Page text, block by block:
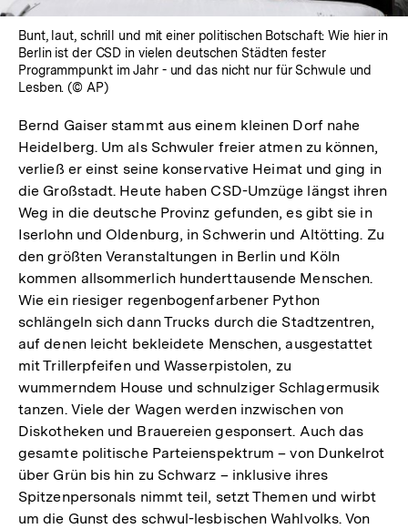
Bunt, laut, schrill und mit einer politischen Botschaft: Wie hier in
Berlin ist der CSD in vielen deutschen Städten fester
Programmpunkt im Jahr - und das nicht nur für Schwule und
Lesben. (© AP)
Bernd Gaiser stammt aus einem kleinen Dorf nahe
Heidelberg. Um als Schwuler freier atmen zu können,
verließ er einst seine konservative Heimat und ging in
die Großstadt. Heute haben CSD-Umzüge längst ihren
Weg in die deutsche Provinz gefunden, es gibt sie in
Iserlohn und Oldenburg, in Schwerin und Altötting. Zu
den größten Veranstaltungen in Berlin und Köln
kommen allsommerlich hunderttausende Menschen.
Wie ein riesiger regenbogenfarbener Python
schlängeln sich dann Trucks durch die Stadtzentren,
auf denen leicht bekleidete Menschen, ausgestattet
mit Trillerpfeifen und Wasserpistolen, zu
wummerndem House und schnulziger Schlagermusik
tanzen. Viele der Wagen werden inzwischen von
Diskotheken und Brauereien gesponsert. Auch das
gesamte politische Parteienspektrum – von Dunkelrot
über Grün bis hin zu Schwarz – inklusive ihres
Spitzenpersonals nimmt teil, setzt Themen und wirbt
um die Gunst des schwul-lesbischen Wahlvolks. Von